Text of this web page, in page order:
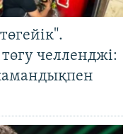
челленджі: